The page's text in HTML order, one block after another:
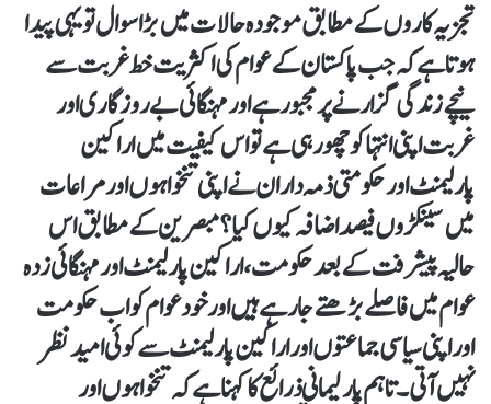
تجزیہ کاروں کے مطابق موجودہ حالات میں بڑا سوال تو یہی پیدا
ہوتا ہے کہ جب پاکستان کے عوام کی اکثریت خط غربت سے
نیچے زندگی گزارنے پر مجبور ہے اور مہنگائی بے روزگاری اور
غربت اپنی انتہا کو چھو رہی ہے تو اس کیفیت میں اراکین
پارلیمنٹ اور حکومتی ذمہ داران نےاپنی تنخواہوں اور مراعات
میں سینکڑوں فیصد اضافہ کیوں کیا؟ مبصرین کے مطابق اس
حالیہ پیشرفت کے بعد حکومت ، اراکین پارلیمنٹ اور مہنگائی زدہ
عوام میں فاصلے بڑھتے جا رہے ہیں اور خود عوام کو اب حکومت
اور اپنی سیاسی جماعتوں اور اراکین پارلیمنٹ سے کوئی امید نظر
نہیں آتی ۔تاہم پارلیمانی ذرائع کا کہنا ہے کہ تنخواہوں اور